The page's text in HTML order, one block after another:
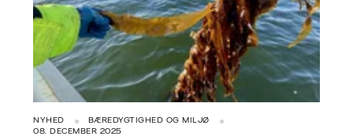
NYHED
BÆREDYGTIGHED OG MILJØ
08. DECEMBER 2025